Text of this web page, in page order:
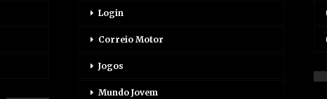
Login
Correio Motor
Jogos
Mundo Jovem